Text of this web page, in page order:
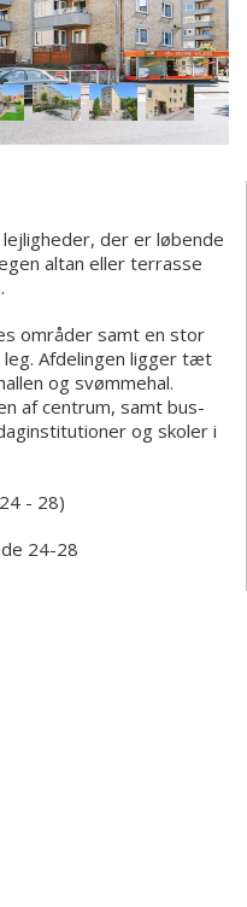
der er løbende
altan eller terrasse
områder samt en stor
Afdelingen ligger tæt
og svømmehal.
af centrum, samt bus-
og skoler i
- 28)
24-28